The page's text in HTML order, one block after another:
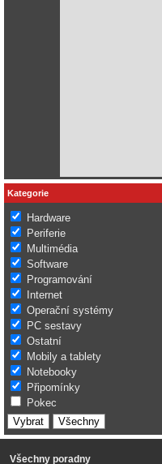
Kategorie
Hardware
Periferie
Multimédia
Software
Programování
Internet
Operační systémy
PC sestavy
Ostatní
Mobily a tablety
Notebooky
Připomínky
Pokec
Všechny poradny